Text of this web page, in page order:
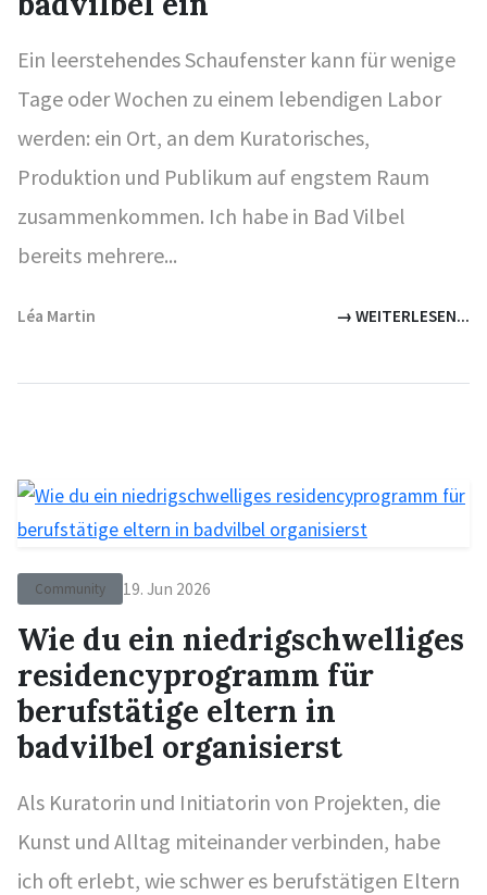
Ein leerstehendes Schaufenster kann für wenige
Tage oder Wochen zu einem lebendigen Labor
werden: ein Ort, an dem Kuratorisches,
Produktion und Publikum auf engstem Raum
zusammenkommen. Ich habe in Bad Vilbel
bereits mehrere...
Léa Martin → WEITERLESEN...
Community 19. Jun 2026
Wie du ein niedrigschwelliges
residencyprogramm für
berufstätige eltern in
badvilbel organisierst
Als Kuratorin und Initiatorin von Projekten, die
Kunst und Alltag miteinander verbinden, habe
ich oft erlebt, wie schwer es berufstätigen Eltern